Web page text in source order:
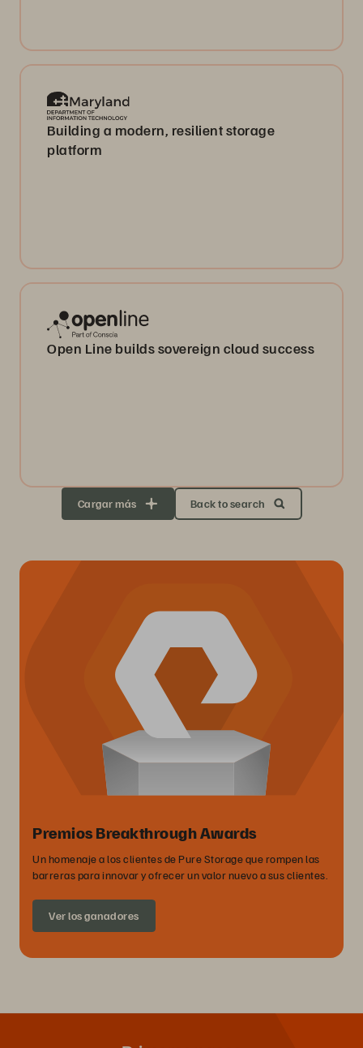
Building a modern, resilient storage
platform
Open Line builds sovereign cloud success
Cargar más Back to search
Premios Breakthrough Awards
Un homenaje a los clientes de Pure Storage que rompen las
barreras para innovar y ofrecer un valor nuevo a sus clientes.
Ver los ganadores